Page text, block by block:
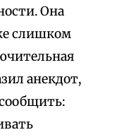
Она
слишком
анекдот,